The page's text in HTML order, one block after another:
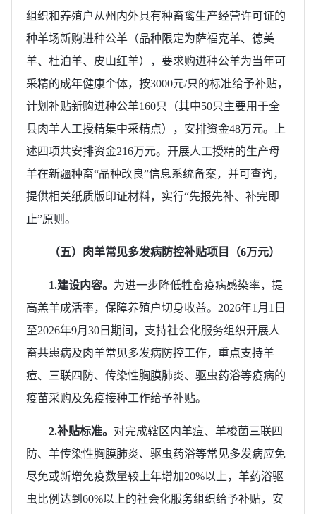
组织和养殖户从州内外具有种畜禽生产经营许可证的
种羊场新购进种公羊（品种限定为萨福克羊、德美
羊、杜泊羊、皮山红羊），要求购进种公羊为当年可
采精的成年健康个体，按3000元/只的标准给予补贴，
计划补贴新购进种公羊160只（其中50只主要用于全
县肉羊人工授精集中采精点），安排资金48万元。上
述四项共安排资金216万元。开展人工授精的生产母
羊在新疆种畜“品种改良”信息系统备案，并可查询，
提供相关纸质版印证材料，实行“先报先补、补完即
止”原则。
（五）肉羊常见多发病防控补贴项目（6万元）
1.建设内容。 为进一步降低牲畜疫病感染率，提
高羔羊成活率，保障养殖户切身收益。2026年1月1日
至2026年9月30日期间，支持社会化服务组织开展人
畜共患病及肉羊常见多发病防控工作，重点支持羊
痘、三联四防、传染性胸膜肺炎、驱虫药浴等疫病的
疫苗采购及免疫接种工作给予补贴。
2.补贴标准。 对完成辖区内羊痘、羊梭菌三联四
防、羊传染性胸膜肺炎、驱虫药浴等常见多发病应免
尽免或新增免疫数量较上年增加20%以上，羊药浴驱
虫比例达到60%以上的社会化服务组织给予补贴，安